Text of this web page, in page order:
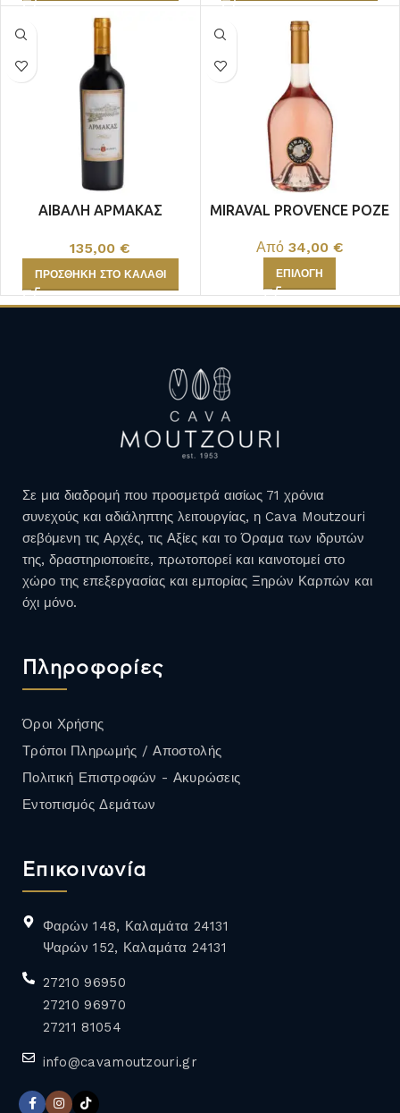
ΑΙΒΑΛΗ ΑΡΜΑΚΑΣ
135,00€
ΠΡΟΣΘΉΚΗ ΣΤΟ ΚΑΛΆΘΙ
MIRAVAL PROVENCE ΡΟΖΕ
Από 34,00 €
ΕΠΙΛΟΓΉ
Σε μια διαδρομή που προσμετρά αισίως 71 χρόνια
συνεχούς και αδιάληπτης λειτουργίας, η Cava Moutzouri
σεβόμενη τις Αρχές, τις Αξίες και το Όραμα των ιδρυτών
της, δραστηριοποιείτε, πρωτοπορεί και καινοτομεί στο
χώρο της επεξεργασίας και εμπορίας Ξηρών Καρπών και
όχι μόνο.
Πληροφορίες
Όροι Χρήσης
Τρόποι Πληρωμής / Αποστολής
Πολιτική Επιστροφών - Ακυρώσεις
Εντοπισμός Δεμάτων
Επικοινωνία
Φαρών 148, Καλαμάτα 24131
Ψαρών 152, Καλαμάτα 24131
27210 96950
27210 96970
27211 81054
info@cavamoutzouri.gr